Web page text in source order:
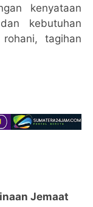
kenyataan
kebutuhan
tagihan
Jemaat